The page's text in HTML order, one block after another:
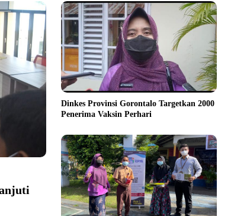
Dinkes Provinsi Gorontalo Targetkan 2000
Penerima Vaksin Perhari